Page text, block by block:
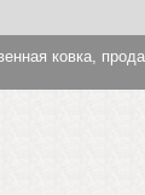
ковка,